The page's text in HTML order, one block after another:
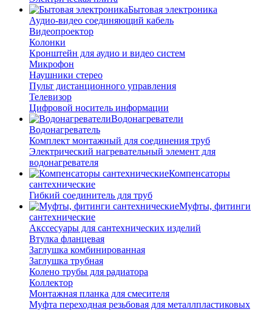
Бытовая электроника
Аудио-видео соединяющий кабель
Видеопроектор
Колонки
Кронштейн для аудио и видео систем
Микрофон
Наушники стерео
Пульт дистанционного управления
Телевизор
Цифровой носитель информации
Водонагреватели
Водонагреватель
Комплект монтажный для соединения труб
Электрический нагревательный элемент для
водонагревателя
Компенсаторы
сантехнические
Гибкий соединитель для труб
Муфты, фитинги
сантехнические
Акссесуары для сантехнических изделий
Втулка фланцевая
Заглушка комбинированная
Заглушка трубная
Колено трубы для радиатора
Коллектор
Монтажная планка для смесителя
Муфта переходная резьбовая для металлпластиковых